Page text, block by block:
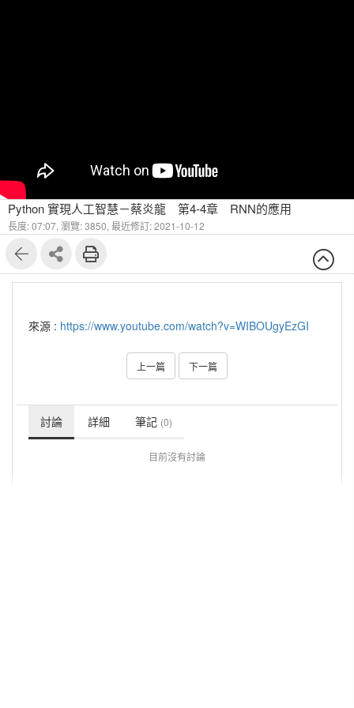
Python 實現人工智慧－蔡炎龍 第4-4章 RNN的應用
長度: 07:07, 瀏覽: 3850, 最近修訂: 2021-10-12
來源 : https://www.youtube.com/watch?v=WIBOUgyEzGI
上一篇 下一篇
討論 詳細 筆記 (0)
目前沒有討論